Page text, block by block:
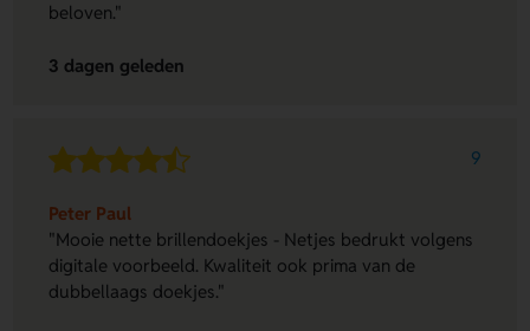
beloven."
3 dagen geleden
9
Peter Paul
"Mooie nette brillendoekjes - Netjes bedrukt volgens
digitale voorbeeld. Kwaliteit ook prima van de
dubbellaags doekjes."